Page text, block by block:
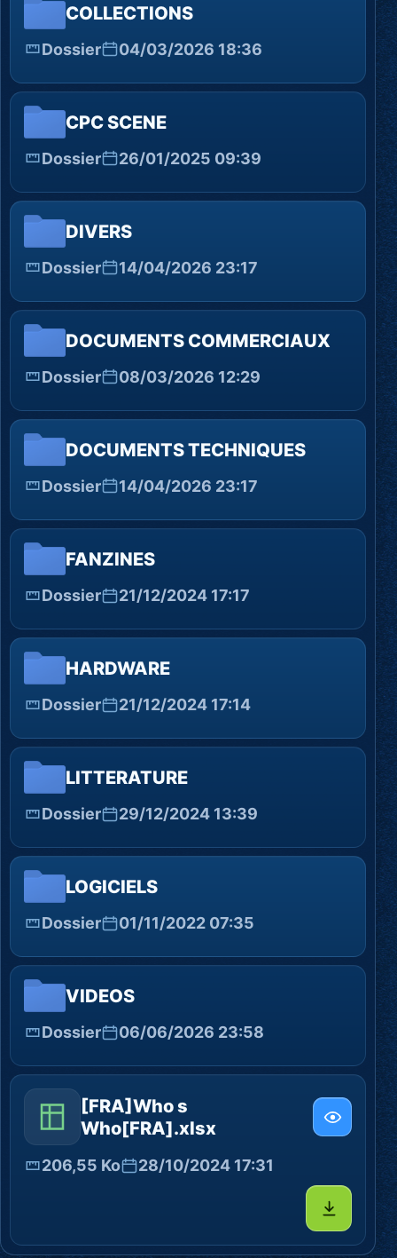
COLLECTIONS
Dossier 04/03/2026 18:36
CPC SCENE
Dossier 26/01/2025 09:39
DIVERS
Dossier 14/04/2026 23:17
DOCUMENTS COMMERCIAUX
Dossier 08/03/2026 12:29
DOCUMENTS TECHNIQUES
Dossier 14/04/2026 23:17
FANZINES
Dossier 21/12/2024 17:17
HARDWARE
Dossier 21/12/2024 17:14
LITTERATURE
Dossier 29/12/2024 13:39
LOGICIELS
Dossier 01/11/2022 07:35
VIDEOS
Dossier 06/06/2026 23:58
[FRA]Who s
Who[FRA].xlsx
206,55 Ko 28/10/2024 17:31